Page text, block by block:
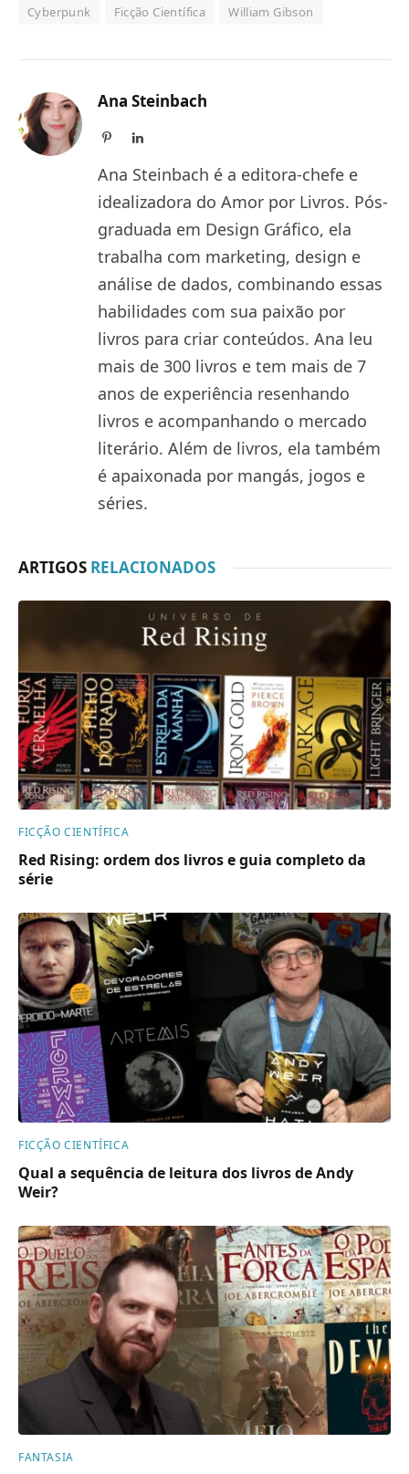
Cyberpunk Ficção Científica William Gibson
Ana Steinbach
PinterestLinkedIn
Ana Steinbach é a editora-chefe e
idealizadora do Amor por Livros. Pós-
graduada em Design Gráfico, ela
trabalha com marketing, design e
análise de dados, combinando essas
habilidades com sua paixão por
livros para criar conteúdos. Ana leu
mais de 300 livros e tem mais de 7
anos de experiência resenhando
livros e acompanhando o mercado
literário. Além de livros, ela também
é apaixonada por mangás, jogos e
séries.
ARTIGOS RELACIONADOS
FICÇÃO CIENTÍFICA
Red Rising: ordem dos livros e guia completo da
série
FICÇÃO CIENTÍFICA
Qual a sequência de leitura dos livros de Andy
Weir?
FANTASIA